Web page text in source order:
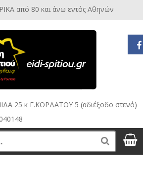
από 80 και άνω εντός Αθηνών
25 κ Γ.ΚΟΡΔΑΤΟΥ 5 (αδιέξοδο στενό)
Search